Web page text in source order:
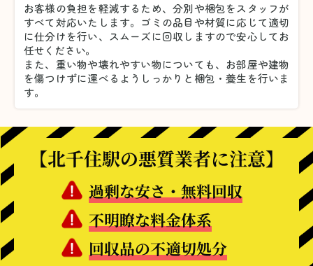
お客様の負担を軽減するため、分別や梱包をスタッフが
すべて対応いたします。 ゴミの品目や材質に応じて適切
に仕分けを行い、スムーズに回収しますので安心してお
任せください。
また、重い物や壊れやすい物についても、お部屋や建物
を傷つけずに運べるようしっかりと梱包・養生を行いま
す。
【北千住駅の悪質業者に注意】
過剰な安さ・無料回収
不明瞭な料金体系
回収品の不適切処分